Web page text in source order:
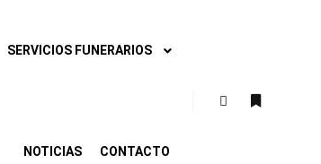
SERVICIOS FUNERARIOS
NOTICIAS CONTACTO